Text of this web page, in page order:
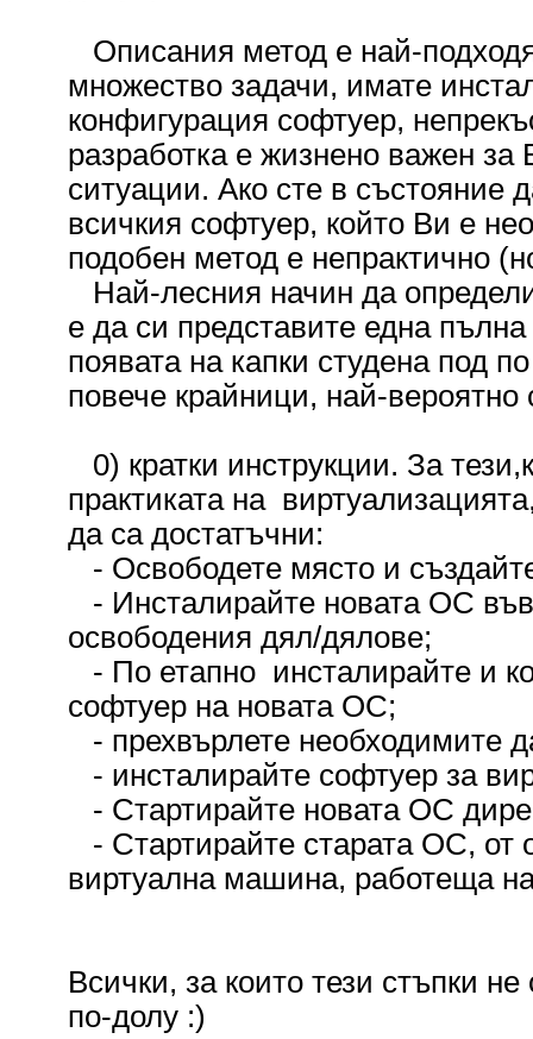
Описания метод е най-
множество задачи, имате
конфигурация софтуер,
разработка е жизнено важен
ситуации. Ако сте в състояние
всичкия софтуер, който Ви е
подобен метод е непрактично
Най-лесния начин да
е да си представите една
появата на капки студена под
повече крайници, най-вероятно
0) кратки инструкции. За
практиката на
да са достатъчни:
- Освободете място и
- Инсталирайте новата ОС
освободения дял/дялове;
- По етапно инсталирайте и
софтуер на новата ОС;
- прехвърлете необходимите
- инсталирайте софтуер за
- Стартирайте новата ОС
- Стартирайте старата ОС, от
виртуална машина, работеща
Всички, за които тези стъпки
по-долу :)